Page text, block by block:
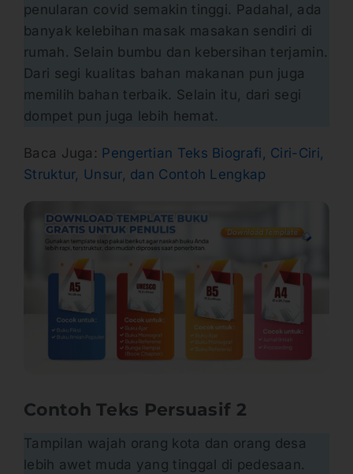
penularan covid semakin tinggi. Padahal, ada
banyak kelebihan masak masakan sendiri di
rumah. Selain bumbu dan kebersihan terjamin.
Dari segi kualitas bahan makanan pun juga
memilih bahan terbaik. Selain itu, dari segi
dompet pun juga lebih hemat.
Baca Juga: Pengertian Teks Biografi, Ciri-Ciri,
Struktur, Unsur, dan Contoh Lengkap
Contoh Teks Persuasif 2
Tampilan wajah orang kota dan orang desa
lebih awet muda yang tinggal di pedesaan.